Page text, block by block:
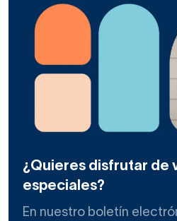
¿Quieres disfrutar de
especiales?
En nuestro boletín